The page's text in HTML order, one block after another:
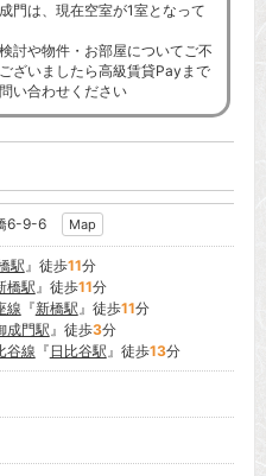
門は、現在空室が1室となって
討や物件・お部屋についてご不
ざいましたら高級賃貸Payまで
い合わせください
6-9-6 Map
駅』徒歩11分
橋駅』徒歩11分
線 『新橋駅』徒歩11分
成門駅』徒歩3分
谷線 『 日比谷駅』徒歩13分